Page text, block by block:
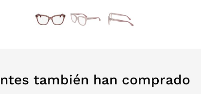
también han comprado